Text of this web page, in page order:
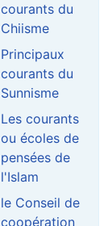
courants du
Chiisme
Principaux
courants du
Sunnisme
Les courants
ou écoles de
pensées de
l'Islam
le Conseil de
coopération